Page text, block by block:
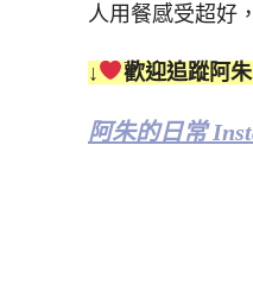
人用餐感受超好
↓ 歡迎追蹤阿
阿朱的日常